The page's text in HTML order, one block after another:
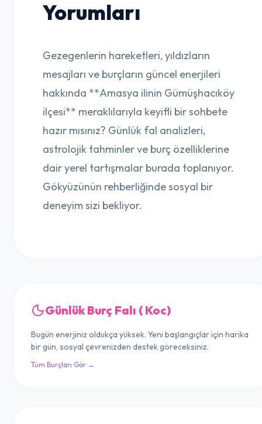
Yorumları
Gezegenlerin hareketleri, yıldızların
mesajları ve burçların güncel enerjileri
hakkında **Amasya ilinin Gümüşhacıköy
ilçesi** meraklılarıyla keyifli bir sohbete
hazır mısınız? Günlük fal analizleri,
astrolojik tahminler ve burç özelliklerine
dair yerel tartışmalar burada toplanıyor.
Gökyüzünün rehberliğinde sosyal bir
deneyim sizi bekliyor.
Günlük Burç Falı ( Koc)
Bugün enerjiniz oldukça yüksek. Yeni başlangıçlar için harika
bir gün, sosyal çevrenizden destek göreceksiniz.
Tüm Burçları Gör →